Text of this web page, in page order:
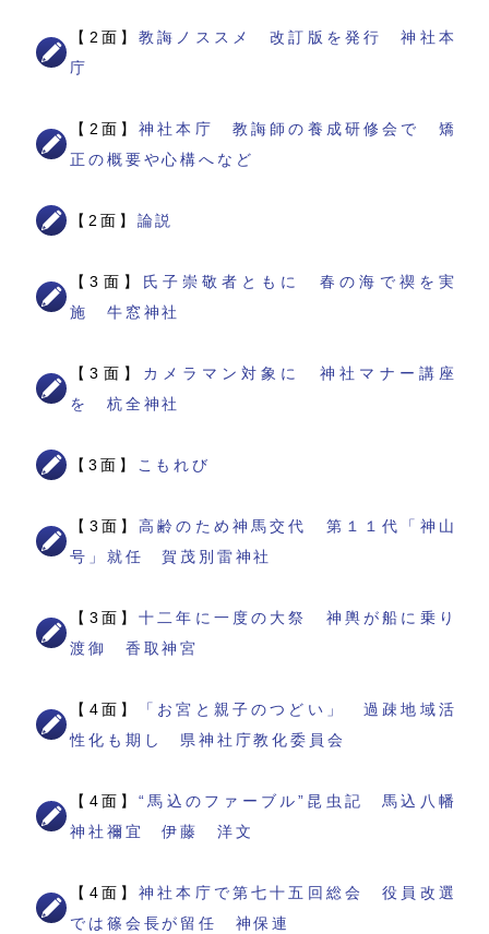
【2面】教誨ノススメ 改訂版を発行 神社本
庁
【2面】神社本庁 教誨師の養成研修会で 矯
正の概要や心構へなど
【2面】 論説
【3面】 氏子崇敬者ともに 春の海で禊を実
施 牛窓神社
【3面】 カメラマン対象に 神社マナー講座
を 杭全神社
【3面】 こもれび
【3面】高齢のため神馬交代 第１１代「神山
号」就任 賀茂別雷神社
【3面】十二年に一度の大祭 神輿が船に乗り
渡御 香取神宮
【4面】
「お宮と親子のつどい」 過疎地域活
性化も期し 県神社庁教化委員会
【4面】“馬込のファーブル”昆虫記 馬込八幡
神社禰宜 伊藤 洋文
【4面】神社本庁で第七十五回総会 役員改選
では篠会長が留任 神保連